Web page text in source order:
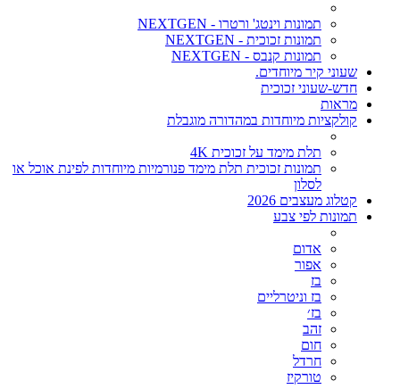
תמונות וינטג' ורטרו - NEXTGEN
תמונות זכוכית - NEXTGEN
תמונות קנבס - NEXTGEN
שעוני קיר מיוחדים.
חדש-שעוני זכוכית
מראות
קולקציות מיוחדות במהדורה מוגבלת
תלת מימד על זכוכית 4K
תמונות זכוכית תלת מימד פנורמיות מיוחדות לפינת אוכל או
לסלון
קטלוג מעצבים 2026
תמונות לפי צבע
אדום
אפור
בז
בז וניטרליים
בז׳
זהב
חום
חרדל
טורקיז